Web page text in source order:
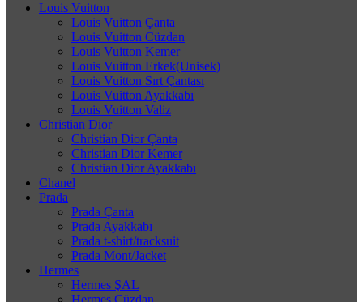
Louis Vuitton
Louis Vuitton Çanta
Louis Vuitton Cüzdan
Louis Vuitton Kemer
Louis Vuitton Erkek(Unisek)
Louis Vuitton Sırt Çantası
Louis Vuitton Ayakkabı
Louis Vuitton Valiz
Christian Dior
Christian Dior Çanta
Christian Dior Kemer
Christian Dior Ayakkabı
Chanel
Prada
Prada Çanta
Prada Ayakkabı
Prada t-shirt/tracksuit
Prada Mont/Jacket
Hermes
Hermes ŞAL